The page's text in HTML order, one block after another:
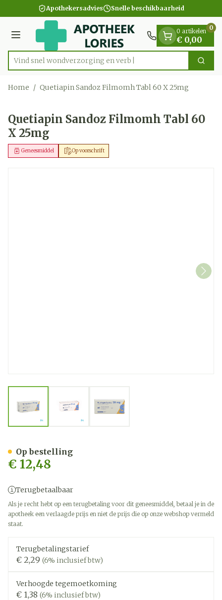
Ga naar de inhoudApothekersadvies Snelle beschikbaarheid
Menu
Product, merk, categorie...
Vind snel wondverzorgi Zoek
0 artikelen
€ 0,00
0
Home / Quetiapin Sandoz Filmomh Tabl 60 X 25mg
Quetiapin Sandoz Filmomh Tabl 60
X 25mg
Op voorschrift
Geneesmiddel
€ 12,48
Terugbetaalbaar
Als je recht hebt op een terugbetaling voor dit geneesmiddel, betaal je in de
apotheek een verlaagde prijs en niet de prijs die op onze webshop vermeld
staat.
Terugbetalingstarief
€ 2,29 (6% inclusief btw)
Verhoogde tegemoetkoming
€ 1,38 (6% inclusief btw)
Op bestelling